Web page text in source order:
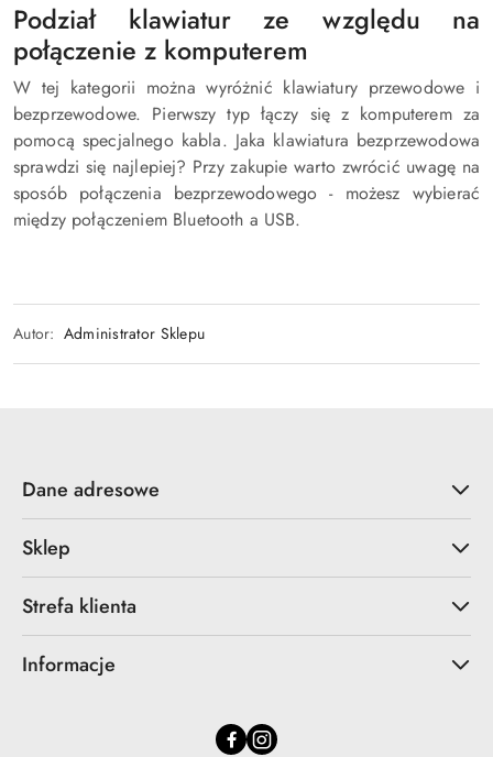
Podział klawiatur ze względu na
połączenie z komputerem
W tej kategorii można wyróżnić klawiatury przewodowe i
bezprzewodowe. Pierwszy typ łączy się z komputerem za
pomocą specjalnego kabla. Jaka klawiatura bezprzewodowa
sprawdzi się najlepiej? Przy zakupie warto zwrócić uwagę na
sposób połączenia bezprzewodowego - możesz wybierać
między połączeniem Bluetooth a USB.
Autor: Administrator Sklepu
Dane adresowe
Sklep
Strefa klienta
Informacje